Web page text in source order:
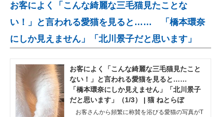
お客によく「こんな綺麗な三毛猫見たことな
い！」と言われる愛猫を見ると…… 「橋本環奈
にしか見えません」「北川景子だと思います」
お客によく「こんな綺麗な三毛猫見たこと
ない！」と言われる愛猫を見ると……
「橋本環奈にしか見えません」「北川景子
だと思います」（1/3） | 猫 ねとらぼ
お客さんから頻繁に称賛を浴びる愛猫の写真がT